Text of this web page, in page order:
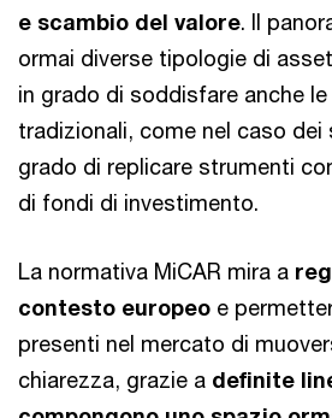
e scambio del valore. Il
ormai diverse tipologie di
in grado di soddisfare anche
tradizionali, come nel caso dei
grado di replicare strumenti
di fondi di investimento.
La normativa MiCAR mira a
contesto europeo e
presenti nel mercato di
chiarezza, grazie a definite